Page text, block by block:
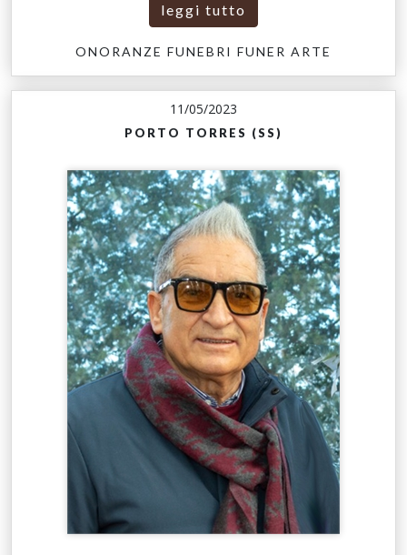
leggi tutto
ONORANZE FUNEBRI FUNER ARTE
11/05/2023
PORTO TORRES (SS)